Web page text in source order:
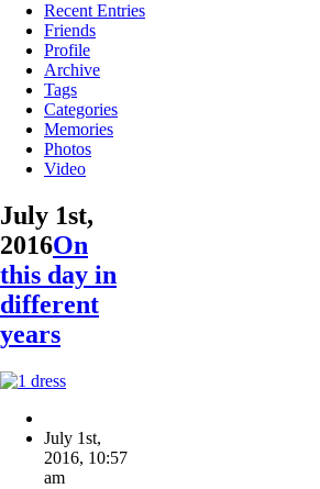
Recent Entries
Friends
Profile
Archive
Tags
Categories
Memories
Photos
Video
July 1st,
2016On
this day in
different
years
July 1st,
2016, 10:57
am